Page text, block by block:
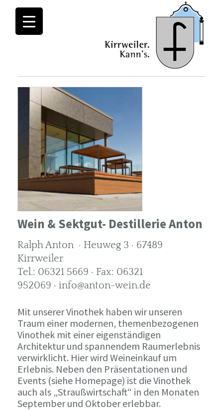
Wein & Sektgut- Destillerie Anton
Ralph Anton · Heuweg 3 · 67489
Kirrweiler
Tel.: 06321 5669 · Fax: 06321
952069 · info@anton-wein.de
Mit unserer Vinothek haben wir unseren
Traum einer modernen, themenbezogenen
Vinothek mit einer eigenständigen
Architektur und spannendem Raumerlebnis
verwirklicht. Hier wird Weineinkauf um
Erlebnis. Neben den Präsentationen und
Events (siehe Homepage) ist die Vinothek
auch als „Straußwirtschaft“ in den Monaten
September und Oktober erlebbar.